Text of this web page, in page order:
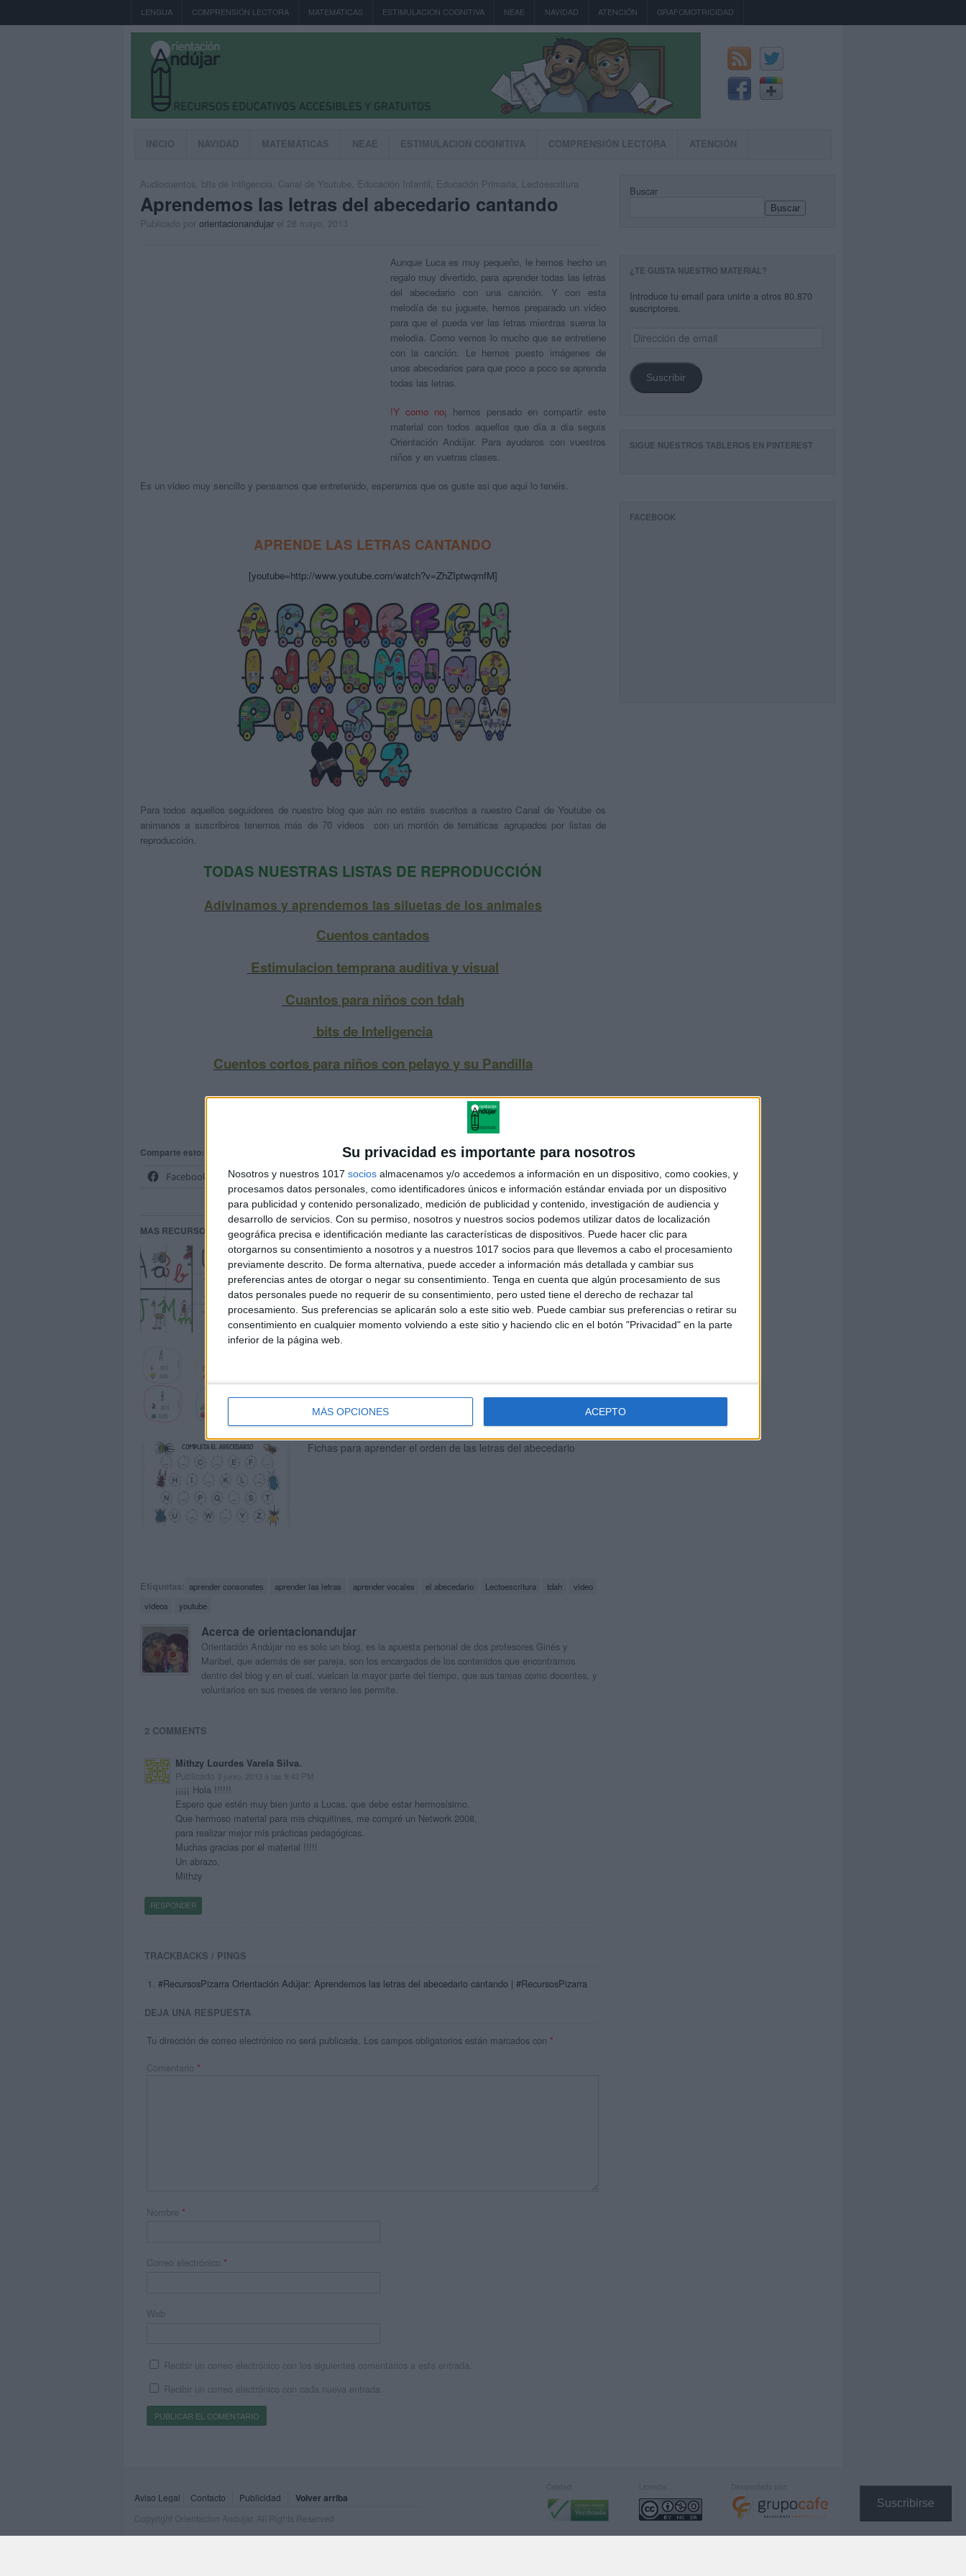
Su privacidad es importante para nosotros
Nosotros y nuestros 1017 socios almacenamos y/o accedemos a información en un dispositivo, como cookies, y
procesamos datos personales, como identificadores únicos e información estándar enviada por un dispositivo
para publicidad y contenido personalizado, medición de publicidad y contenido, investigación de audiencia y
desarrollo de servicios. Con su permiso, nosotros y nuestros socios podemos utilizar datos de localización
geográfica precisa e identificación mediante las características de dispositivos. Puede hacer clic para
otorgarnos su consentimiento a nosotros y a nuestros 1017 socios para que llevemos a cabo el procesamiento
previamente descrito. De forma alternativa, puede acceder a información más detallada y cambiar sus
preferencias antes de otorgar o negar su consentimiento. Tenga en cuenta que algún procesamiento de sus
datos personales puede no requerir de su consentimiento, pero usted tiene el derecho de rechazar tal
procesamiento. Sus preferencias se aplicarán solo a este sitio web. Puede cambiar sus preferencias o retirar su
consentimiento en cualquier momento volviendo a este sitio y haciendo clic en el botón "Privacidad" en la parte
inferior de la página web.
MÁS OPCIONES ACEPTO
Suscribirse
LENGUA COMPRENSIÓN LECTORA MATEMÁTICAS ESTIMULACION COGNITIVA NEAE NAVIDAD ATENCIÓN GRAFOMOTRICIDAD
INICIO NAVIDAD MATEMÁTICAS NEAE ESTIMULACION COGNITIVA COMPRENSIÓN LECTORA ATENCIÓN
Audiocuentos bits de intligencia Canal de Youtube Educación Infantil Educación Primaria Lectoescritura
Aprendemos las letras del abecedario cantando
Publicado por orientacionandujar el 28 mayo, 2013
Aunque Luca es muy pequeño, le hemos hecho un
regalo muy divertido, para aprender todas las letras
del abecedario con una canción. Y con esta
melodía de su juguete, hemos preparado un video
para que el pueda ver las letras mientras suena la
melodía. Como vemos lo mucho que se entretiene
con la canción. Le hemos puesto imágenes de
unos abecedarios para que poco a poco se aprenda
todas las letras.
!Y como no¡ hemos pensado en compartir este
material con todos aquellos que día a día seguís
Orientación Andújar. Para ayudaros con vuestros
niños y en vuetras clases.
Es un video muy sencillo y pensamos que entretenido, esperamos que os guste asi que aqui lo tenéis.
APRENDE LAS LETRAS CANTANDO
[youtube=http://www.youtube.com/watch?v=ZhZIptwqmfM]
Para todos aquellos seguidores de nuestro blog que aún no estáis suscritos a nuestro Canal de Youtube os
animanos a suscribiros tenemos más de 70 videos con un montón de temáticas agrupados por listas de
reproducción.
TODAS NUESTRAS LISTAS DE REPRODUCCIÓN
Adivinamos y aprendemos las siluetas de los animales
Cuentos cantados
Estimulacion temprana auditiva y visual
Cuantos para niños con tdah
bits de Inteligencia
Cuentos cortos para niños con pelayo y su Pandilla
Comparte esto:
Facebook
X
MAS RECURSOS SOBRE ESTE TEMA
Vídeo actividad Aprendemos el abecedario cantando con
animales
Fichas para aprender el orden de las letras del abecedario
Etiquetas: aprender consonates aprender las letras aprender vocales el abecedario Lectoescritura tdah
video
videos
youtube
Acerca de orientacionandujar
Orientación Andújar no es solo un blog, es la apuesta personal de dos profesores Ginés y
Maribel, que además de ser pareja, son los encargados de los contenidos que encontramos
dentro del blog y en el cual, vuelcan la mayor parte del tiempo, que sus tareas como docentes, y
voluntarios en sus meses de verano les permite.
2 COMMENTS
Mithzy Lourdes Varela Silva.
Publicado 3 junio, 2013 a las 9:43 PM
¡¡¡¡¡ Hola !!!!!!
Espero que estén muy bien junto a Lucas, que debe estar hermosísimo.
Que hermoso material para mis chiquitines, me compré un Network 2008,
para realizar mejor mis prácticas pedagógicas.
Muchas gracias por el material !!!!!
Un abrazo.
Mithzy
RESPONDER
TRACKBACKS / PINGS
#RecursosPizarra Orientación Adújar: Aprendemos las letras del abecedario cantando | #RecursosPizarra
DEJA UNA RESPUESTA
Tu dirección de correo electrónico no será publicada. Los campos obligatorios están marcados con *
Comentario *
Nombre *
Correo electrónico *
Web
Recibir un correo electrónico con los siguientes comentarios a esta entrada.
Recibir un correo electrónico con cada nueva entrada.
Buscar
Buscar
¿TE GUSTA NUESTRO MATERIAL?
Introduce tu email para unirte a otros 80.870
suscriptores.
Dirección
de
Suscribir
SIGUE NUESTROS TABLEROS EN PINTEREST
FACEBOOK
Aviso Legal Contacto Publicidad Volver arriba